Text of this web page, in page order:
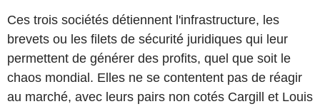
Ces trois sociétés détiennent l'infrastructure, les
brevets ou les filets de sécurité juridiques qui leur
permettent de générer des profits, quel que soit le
chaos mondial. Elles ne se contentent pas de réagir
au marché, avec leurs pairs non cotés Cargill et Louis